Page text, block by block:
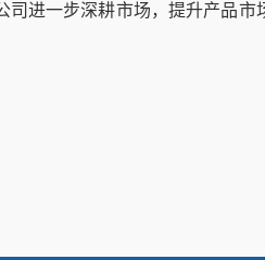
进一步深耕市场，提升产品